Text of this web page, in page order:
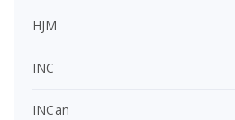
HJM
INC
INCan